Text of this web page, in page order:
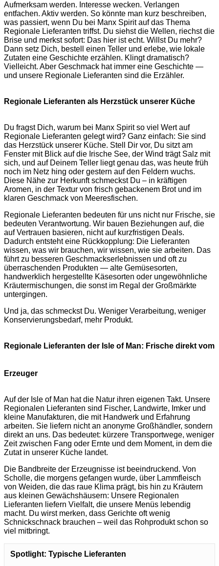
Aufmerksam werden. Interesse wecken. Verlangen
entfachen. Aktiv werden. So könnte man kurz beschreiben,
was passiert, wenn Du bei Manx Spirit auf das Thema
Regionale Lieferanten triffst. Du siehst die Wellen, riechst die
Brise und merkst sofort: Das hier ist echt. Willst Du mehr?
Dann setz Dich, bestell einen Teller und erlebe, wie lokale
Zutaten eine Geschichte erzählen. Klingt dramatisch?
Vielleicht. Aber Geschmack hat immer eine Geschichte —
und unsere Regionale Lieferanten sind die Erzähler.
Regionale Lieferanten als Herzstück unserer Küche
Du fragst Dich, warum bei Manx Spirit so viel Wert auf
Regionale Lieferanten gelegt wird? Ganz einfach: Sie sind
das Herzstück unserer Küche. Stell Dir vor, Du sitzt am
Fenster mit Blick auf die Irische See, der Wind trägt Salz mit
sich, und auf Deinem Teller liegt genau das, was heute früh
noch im Netz hing oder gestern auf den Feldern wuchs.
Diese Nähe zur Herkunft schmeckst Du – in kräftigen
Aromen, in der Textur von frisch gebackenem Brot und im
klaren Geschmack von Meeresfischen.
Regionale Lieferanten bedeuten für uns nicht nur Frische, sie
bedeuten Verantwortung. Wir bauen Beziehungen auf, die
auf Vertrauen basieren, nicht auf kurzfristigen Deals.
Dadurch entsteht eine Rückkopplung: Die Lieferanten
wissen, was wir brauchen, wir wissen, wie sie arbeiten. Das
führt zu besseren Geschmackserlebnissen und oft zu
überraschenden Produkten — alte Gemüsesorten,
handwerklich hergestellte Käsesorten oder ungewöhnliche
Kräutermischungen, die sonst im Regal der Großmärkte
untergingen.
Und ja, das schmeckst Du. Weniger Verarbeitung, weniger
Konservierungsbedarf, mehr Produkt.
Regionale Lieferanten der Isle of Man: Frische direkt vom
Erzeuger
Auf der Isle of Man hat die Natur ihren eigenen Takt. Unsere
Regionalen Lieferanten sind Fischer, Landwirte, Imker und
kleine Manufakturen, die mit Handwerk und Erfahrung
arbeiten. Sie liefern nicht an anonyme Großhändler, sondern
direkt an uns. Das bedeutet: kürzere Transportwege, weniger
Zeit zwischen Fang oder Ernte und dem Moment, in dem die
Zutat in unserer Küche landet.
Die Bandbreite der Erzeugnisse ist beeindruckend. Von
Scholle, die morgens gefangen wurde, über Lammfleisch
von Weiden, die das raue Klima prägt, bis hin zu Kräutern
aus kleinen Gewächshäusern: Unsere Regionalen
Lieferanten liefern Vielfalt, die unsere Menüs lebendig
macht. Du wirst merken, dass Gerichte oft wenig
Schnickschnack brauchen – weil das Rohprodukt schon so
viel mitbringt.
Spotlight: Typische Lieferanten